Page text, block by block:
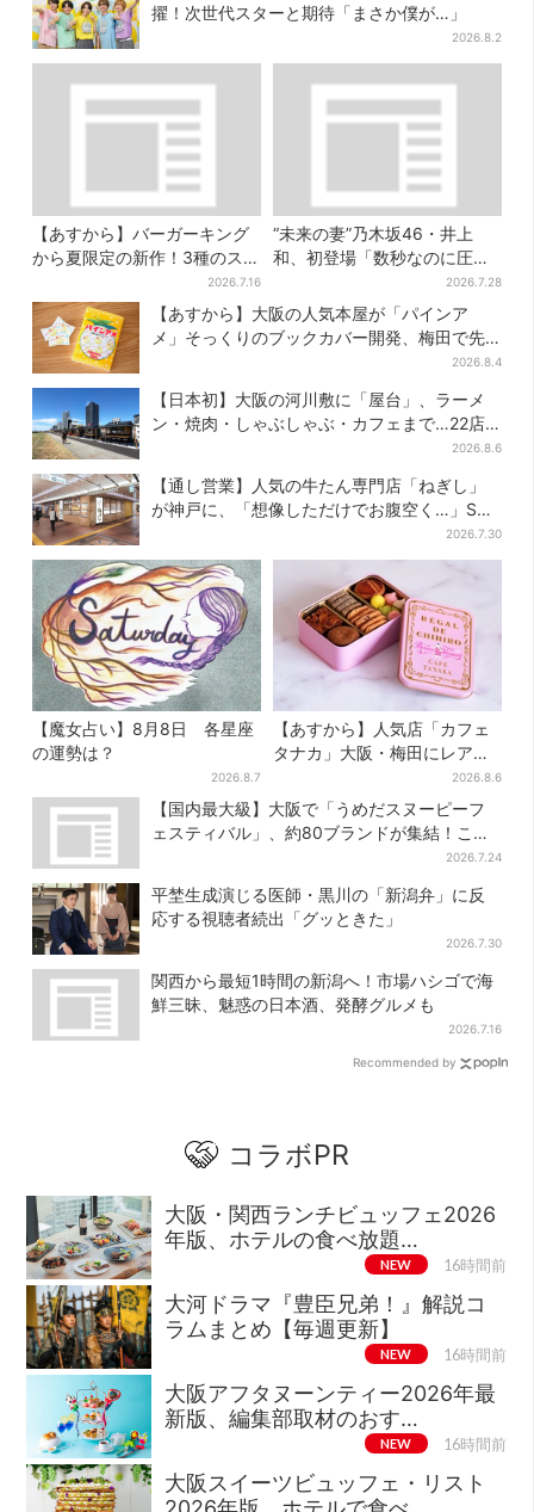
擢！次世代スターと期待「まさか僕が…」
2026.8.2
【あすから】バーガーキング
から夏限定の新作！3種のステ
ーキワッパー「暑さ乗り切れ
そう」と話題に
2026.7.16
“未来の妻”乃木坂46・井上
和、初登場「数秒なのに圧
巻」…「豊臣兄弟！」第30回
あらすじ・清須会議
2026.7.28
【あすから】大阪の人気本屋が「パインア
メ」そっくりのブックカバー開発、梅田で先
2026.8.4
【日本初】大阪の河川敷に「屋台」、ラーメ
ン・焼肉・しゃぶしゃぶ・カフェまで…22店
2026.8.6
【通し営業】人気の牛たん専門店「ねぎし」
が神戸に、「想像しただけでお腹空く…」SNS
2026.7.30
【魔女占い】8月8日 各星座
の運勢は？
2026.8.7
【あすから】人気店「カフェ
タナカ」大阪・梅田にレア商
品集結…本店人気パン＆限定
クッキー缶も！ 7日間の夏イ
ベント
2026.8.6
【国内最大級】大阪で「うめだスヌーピーフ
ェスティバル」、約80ブランドが集結！ここ
2026.7.24
平埜生成演じる医師・黒川の「新潟弁」に反
応する視聴者続出「グッときた」
2026.7.30
関西から最短1時間の新潟へ！市場ハシゴで海
鮮三昧、魅惑の日本酒、発酵グルメも
2026.7.16
Recommended by
コラボPR
大阪・関西ランチビュッフェ2026
年版、ホテルの食べ放題…
NEW 16時間前
大河ドラマ『豊臣兄弟！』解説コ
ラムまとめ【毎週更新】
NEW 16時間前
大阪アフタヌーンティー2026年最
新版、編集部取材のおす…
NEW 16時間前
大阪スイーツビュッフェ・リスト